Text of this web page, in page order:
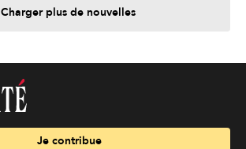
Charger plus de nouvelles
Je contribue